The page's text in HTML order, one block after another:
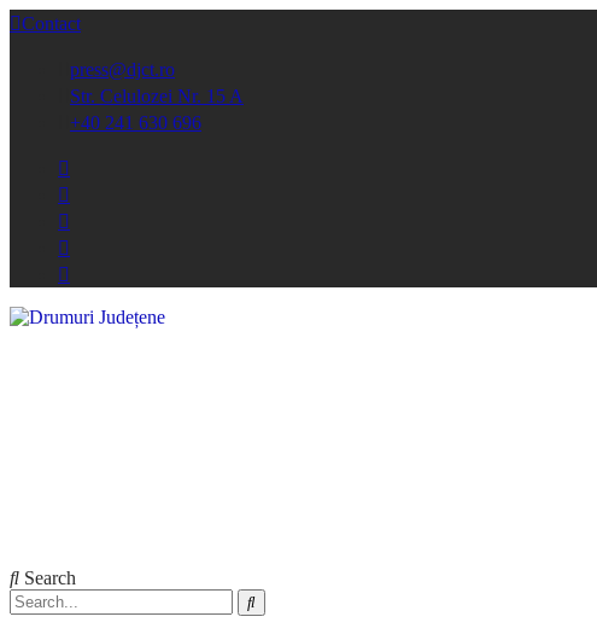
Contact
press@djct.ro
Str. Celulozei Nr. 15 A
+40 241 630 696
Search